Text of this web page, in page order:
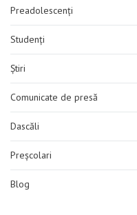
Preadolescenți
Studenți
Știri
Comunicate de presă
Dascăli
Preșcolari
Blog